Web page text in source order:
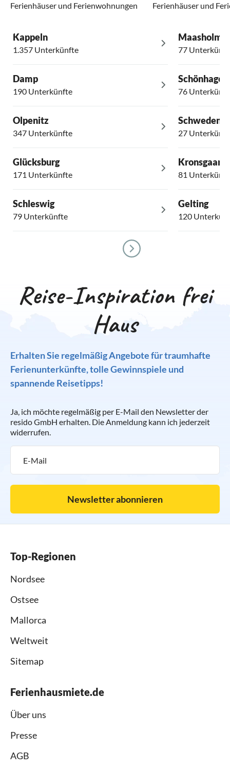
Ferienhäuser und Ferienwohnungen Ferienhäuser und
Kappeln
1.357 Unterkünfte
Damp
190 Unterkünfte
Olpenitz
347 Unterkünfte
Glücksburg
171 Unterkünfte
Schleswig
79 Unterkünfte
Maasholm
77
Schönhagen
76
27
Kronsgaard
81
Gelting
120
Reise-Inspiration frei
Haus
Erhalten Sie regelmäßig Angebote für traumhafte
Ferienunterkünfte, tolle Gewinnspiele und
spannende Reisetipps!
Ja, ich möchte regelmäßig per E-Mail den Newsletter der
resido GmbH erhalten. Die Anmeldung kann ich jederzeit
widerrufen.
Newsletter abonnieren
Top-Regionen
Nordsee
Ostsee
Mallorca
Weltweit
Sitemap
Ferienhausmiete.de
Über uns
Presse
AGB